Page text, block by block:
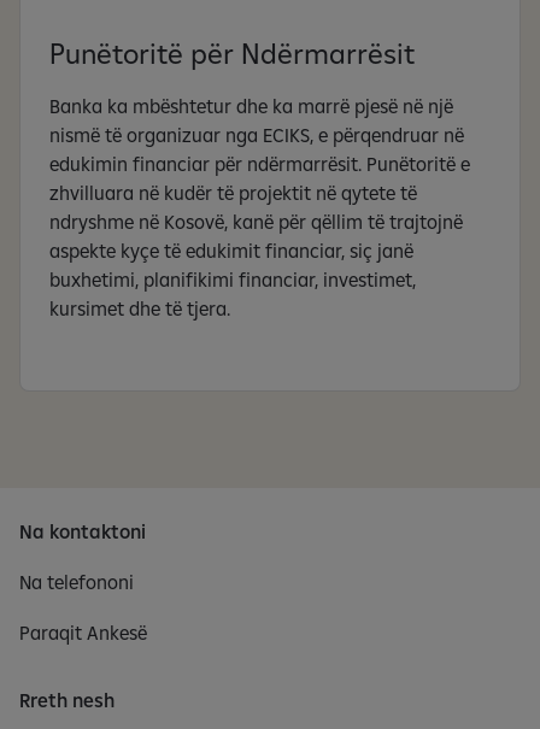
Punëtoritë për Ndërmarrësit
Banka ka mbështetur dhe ka marrë pjesë në një
nismë të organizuar nga ECIKS, e përqendruar në
edukimin financiar për ndërmarrësit. Punëtoritë e
zhvilluara në kudër të projektit në qytete të
ndryshme në Kosovë, kanë për qëllim të trajtojnë
aspekte kyçe të edukimit financiar, siç janë
buxhetimi, planifikimi financiar, investimet,
kursimet dhe të tjera.
Na kontaktoni
Na telefononi
Paraqit Ankesë
Rreth nesh